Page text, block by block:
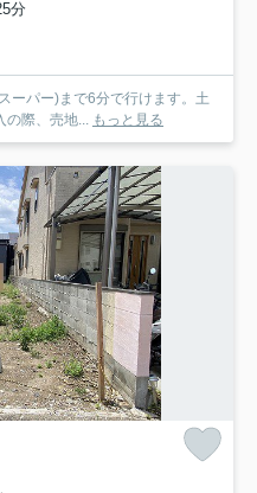
分
ーパー)まで6分で行けます。土
の際、売地... もっと見る